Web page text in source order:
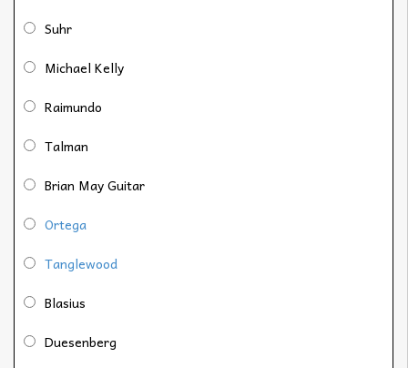
Suhr
Michael Kelly
Raimundo
Talman
Brian May Guitar
Ortega
Tanglewood
Blasius
Duesenberg